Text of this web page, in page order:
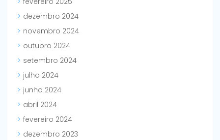
dezembro 2024
novembro 2024
outubro 2024
setembro 2024
julho 2024
junho 2024
abril 2024
fevereiro 2024
dezembro 2023